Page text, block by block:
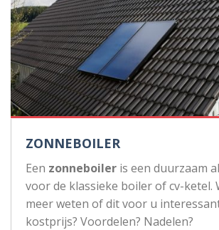
ZONNEBOILER
Een zonneboiler is een duurzaam
voor de klassieke boiler of cv-ketel.
meer weten of dit voor u
kostprijs? Voordelen? Nadelen?